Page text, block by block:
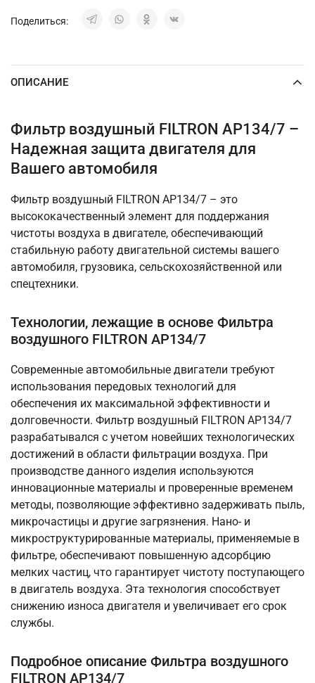
Поделиться:
ОПИСАНИЕ
Фильтр воздушный FILTRON AP134/7 –
Надежная защита двигателя для
Вашего автомобиля
Фильтр воздушный FILTRON AP134/7 – это
высококачественный элемент для поддержания
чистоты воздуха в двигателе, обеспечивающий
стабильную работу двигательной системы вашего
автомобиля, грузовика, сельскохозяйственной или
спецтехники.
Технологии, лежащие в основе Фильтра
воздушного FILTRON AP134/7
Современные автомобильные двигатели требуют
использования передовых технологий для
обеспечения их максимальной эффективности и
долговечности. Фильтр воздушный FILTRON AP134/7
разрабатывался с учетом новейших технологических
достижений в области фильтрации воздуха. При
производстве данного изделия используются
инновационные материалы и проверенные временем
методы, позволяющие эффективно задерживать пыль,
микрочастицы и другие загрязнения. Нано- и
микроструктурированные материалы, применяемые в
фильтре, обеспечивают повышенную адсорбцию
мелких частиц, что гарантирует чистоту поступающего
в двигатель воздуха. Эта технология способствует
снижению износа двигателя и увеличивает его срок
службы.
Подробное описание Фильтра воздушного
FILTRON AP134/7